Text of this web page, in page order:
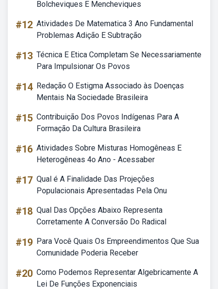
Bolcheviques E Mencheviques
#12 Atividades De Matematica 3 Ano Fundamental
Problemas Adição E Subtração
#13 Técnica E Etica Completam Se Necessariamente
Para Impulsionar Os Povos
#14 Redação O Estigma Associado às Doenças
Mentais Na Sociedade Brasileira
#15 Contribuição Dos Povos Indígenas Para A
Formação Da Cultura Brasileira
#16 Atividades Sobre Misturas Homogêneas E
Heterogêneas 4o Ano - Acessaber
#17 Qual é A Finalidade Das Projeções
Populacionais Apresentadas Pela Onu
#18 Qual Das Opções Abaixo Representa
Corretamente A Conversão Do Radical
#19 Para Você Quais Os Empreendimentos Que Sua
Comunidade Poderia Receber
#20 Como Podemos Representar Algebricamente A
Lei De Funções Exponenciais